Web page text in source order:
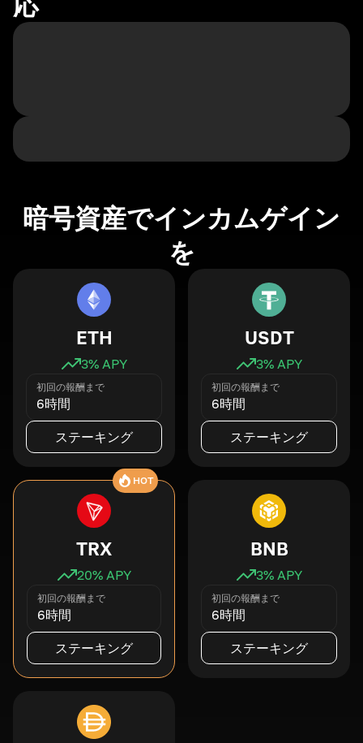
暗号資産でインカムゲイン
を
ETH
3% APY
初回の報酬まで
6時間
ステーキング
USDT
3% APY
初回の報酬まで
6時間
ステーキング
HOT
TRX
20% APY
初回の報酬まで
6時間
ステーキング
BNB
3% APY
初回の報酬まで
6時間
ステーキング